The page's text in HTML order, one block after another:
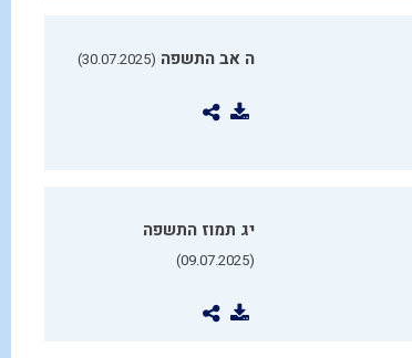
ה אב התשפה (30.07.2025)
יג תמוז התשפה
(09.07.2025)